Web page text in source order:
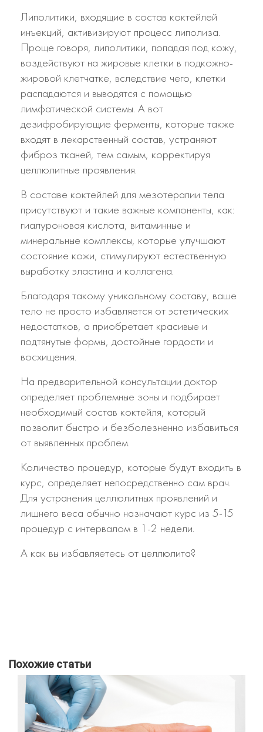
Липолитики, входящие в состав коктейлей
инъекций, активизируют процесс липолиза.
Проще говоря, липолитики, попадая под кожу,
воздействуют на жировые клетки в подкожно-
жировой клетчатке, вследствие чего, клетки
распадаются и выводятся с помощью
лимфатической системы. А вот
дезифробирующие ферменты, которые также
входят в лекарственный состав, устраняют
фиброз тканей, тем самым, корректируя
целлюлитные проявления.
В составе коктейлей для мезотерапии тела
присутствуют и такие важные компоненты, как:
гиалуроновая кислота, витаминные и
минеральные комплексы, которые улучшают
состояние кожи, стимулируют естественную
выработку эластина и коллагена.
Благодаря такому уникальному составу, ваше
тело не просто избавляется от эстетических
недостатков, а приобретает красивые и
подтянутые формы, достойные гордости и
восхищения.
На предварительной консультации доктор
определяет проблемные зоны и подбирает
необходимый состав коктейля, который
позволит быстро и безболезненно избавиться
от выявленных проблем.
Количество процедур, которые будут входить в
курс, определяет непосредственно сам врач.
Для устранения целлюлитных проявлений и
лишнего веса обычно назначают курс из 5-15
процедур с интервалом в 1-2 недели.
А как вы избавляетесь от целлюлита?
Похожие статьи